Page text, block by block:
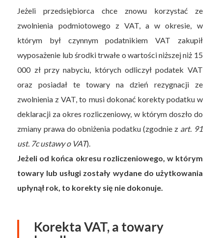
Jeżeli przedsiębiorca chce znowu korzystać ze
zwolnienia podmiotowego z VAT, a w okresie, w
którym był czynnym podatnikiem VAT zakupił
wyposażenie lub środki trwałe o wartości niższej niż 15
000 zł przy nabyciu, których odliczył podatek VAT
oraz posiadał te towary na dzień rezygnacji ze
zwolnienia z VAT, to musi dokonać korekty podatku w
deklaracji za okres rozliczeniowy, w którym doszło do
zmiany prawa do obniżenia podatku (zgodnie z art. 91
ust. 7c ustawy o VAT).
Jeżeli od końca okresu rozliczeniowego, w którym
towary lub usługi zostały wydane do użytkowania
upłynął rok, to korekty się nie dokonuje.
Korekta VAT, a towary